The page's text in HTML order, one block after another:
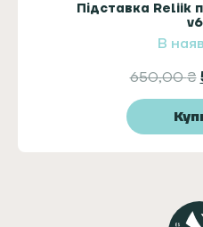
Підставка Reliik
В
650,00₴